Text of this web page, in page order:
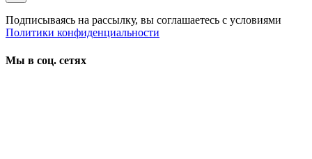
Подписываясь на рассылку, вы соглашаетесь с условиями
Политики конфиденциальности
Мы в соц. сетях